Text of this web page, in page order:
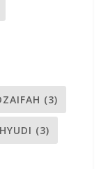
(3)
(3)